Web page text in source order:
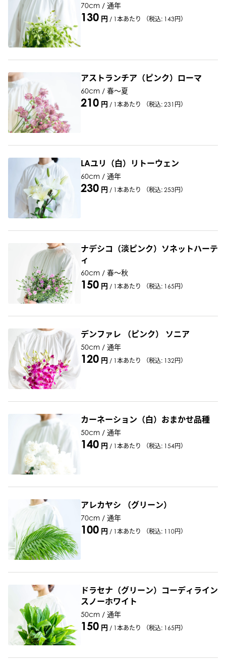
70cm / 通年
130 円 / 1本あたり （税込: 143円）
アストランチア（ピンク）ローマ
60cm / 春〜夏
210 円 / 1本あたり （税込: 231円）
LAユリ（白）リトーウェン
60cm / 通年
230 円 / 1本あたり （税込: 253円）
ナデシコ（淡ピンク）ソネットハーテ
ィ
60cm / 春～秋
150 円 / 1本あたり （税込: 165円）
デンファレ （ピンク） ソニア
50cm / 通年
120 円 / 1本あたり （税込: 132円）
カーネーション（白）おまかせ品種
50cm / 通年
140 円 / 1本あたり （税込: 154円）
アレカヤシ （グリーン）
70cm / 通年
100 円 / 1本あたり （税込: 110円）
ドラセナ（グリーン）コーディライン
スノーホワイト
50cm / 通年
150 円 / 1本あたり （税込: 165円）